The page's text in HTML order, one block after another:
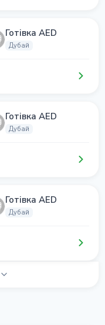
Готівка AED
Дубай
Готівка AED
Дубай
Готівка AED
Дубай